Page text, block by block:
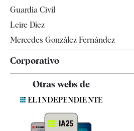
Guardia Civil
Leire Díez
Mercedes González Fernández
Corporativo
Otras webs de